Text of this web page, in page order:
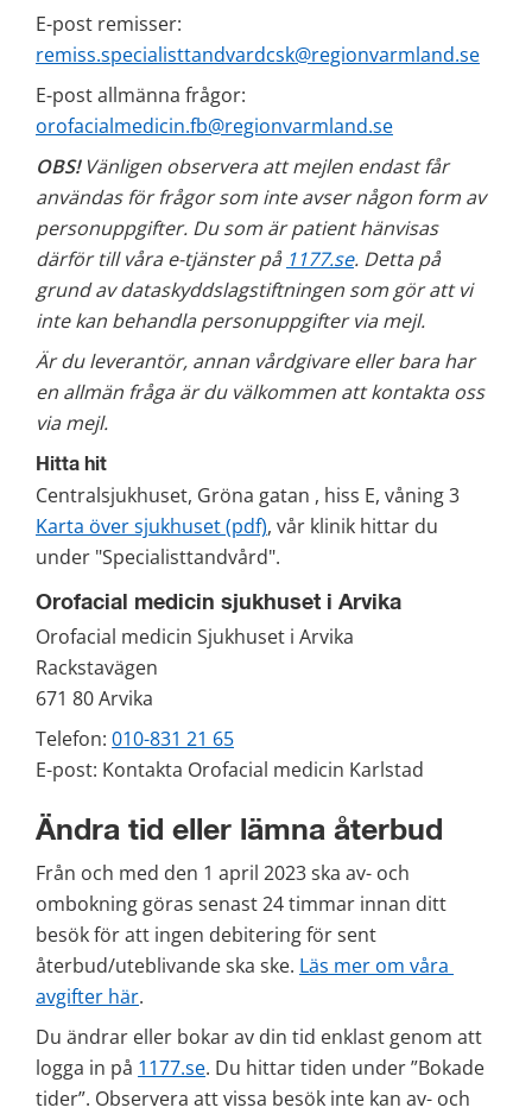
remiss.specialisttandvardcsk@regionvarmland.se
orofacialmedicin.fb@regionvarmland.se
OBS! Vänligen observera att mejlen endast får
användas för frågor som inte avser någon form av
personuppgifter. Du som är patient hänvisas
därför till våra e-tjänster på 1177.se. Detta på
grund av dataskyddslagstiftningen som gör att vi
inte kan behandla personuppgifter via mejl.
Är du leverantör, annan vårdgivare eller bara har
en allmän fråga är du välkommen att kontakta oss
via mejl.
Hitta hit
Centralsjukhuset, Gröna gatan , hiss E, våning 3
Karta över sjukhuset (pdf), vår klinik hittar du
under "Specialisttandvård".
Orofacial medicin sjukhuset i Arvika
Orofacial medicin Sjukhuset i Arvika
Rackstavägen
671 80 Arvika
Telefon: 010-831 21 65
E-post: Kontakta Orofacial medicin Karlstad
Ändra tid eller lämna återbud
Från och med den 1 april 2023 ska av- och
ombokning göras senast 24 timmar innan ditt
besök för att ingen debitering för sent
återbud/uteblivande ska ske. Läs mer om våra
avgifter här.
Du ändrar eller bokar av din tid enklast genom att
logga in på 1177.se. Du hittar tiden under ”Bokade
tider”. Observera att vissa besök inte kan av- och